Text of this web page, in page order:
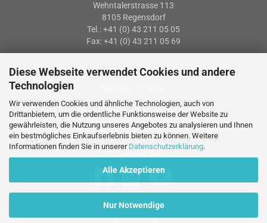
Diese Webseite verwendet Cookies und andere
Technologien
Wir verwenden Cookies und ähnliche Technologien, auch von
Drittanbietern, um die ordentliche Funktionsweise der Website zu
gewährleisten, die Nutzung unseres Angebotes zu analysieren und Ihnen
ein bestmögliches Einkaufserlebnis bieten zu können. Weitere
Informationen finden Sie in unserer Datenschutzerklärung.
Alle Akzeptieren
Nur Notwendige
Wehntalerstrasse 113
8105 Regensdorf
Tel.: +41 (0) 43 211 05 05
Fax: +41 (0) 43 211 05 69
Öffnungszeiten
07: 30 – 12:00 Uhr
13:15 – 17:15 Uhr